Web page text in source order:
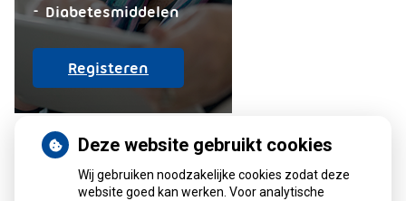
Diabetesmiddelenaanvragen
Registeren
patiëntenomgeving
Apotheek
Adresgegevens
Deze website gebruikt cookies
Wij gebruiken noodzakelijke cookies zodat deze
website goed kan werken. Voor analytische